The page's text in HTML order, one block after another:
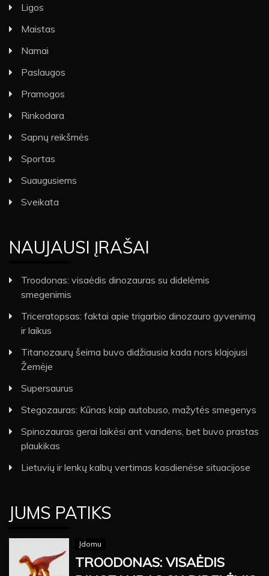
Ligos
Maistas
Namai
Paslaugos
Pramogos
Rinkodara
Sapnų reikšmės
Sportas
Suaugusiems
Sveikata
NAUJAUSI ĮRAŠAI
Troodonas: visaėdis dinozauras su didelėmis
smegenimis
Triceratopsas: faktai apie trigarbio dinozauro gyvenimą
ir laikus
Titanozaurų šeima buvo didžiausia kada nors klajojusi
Žemėje
Supersaurus
Stegozauras: Kūnas kaip autobuso, mažytės smegenys
Spinozauras gerai laikėsi ant vandens, bet buvo prastas
plaukikas
Lietuvių ir lenkų kalbų vertimas kasdienėse situacijose
JUMS PATIKS
Įdomu
TROODONAS: VISAĖDIS